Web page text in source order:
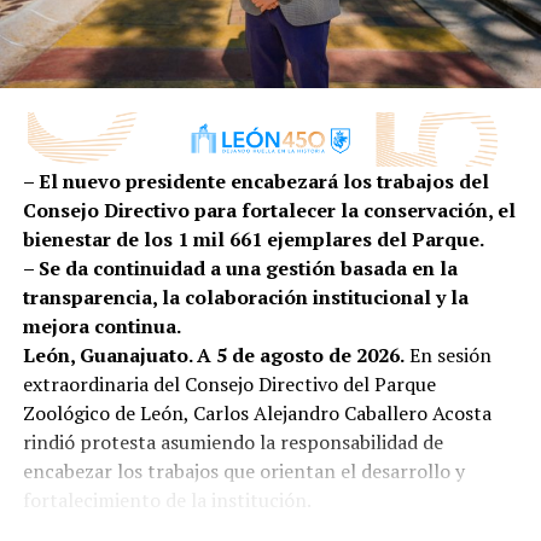
proveeduría cada vez más competitiva, diversificada y
preparada para conquistar nuevos mercados.
municipal, Ale Gutiérrez, ponemos a las personas en
el centro de las decisiones; es por ello que
transformamos la atención de la primera infancia de
una tarea social a una política pública efectiva”,
comentó.
Por su parte, la secretaria ejecutiva de SIPINNA León,
Alina Hernández, subrayó que garantizar entornos
adecuados para la lactancia es una responsabilidad
compartida entre gobierno, iniciativa privada,
instituciones y sociedad.
“La lactancia materna no es una responsabilidad
que deba recaer únicamente en las madres o en las
personas lactantes; es una tarea que requiere el
compromiso de toda la sociedad. Es el primer acto
de amor, de protección y de cuidado que fortalece un
– El nuevo presidente encabezará los trabajos del
Consejo Directivo para fortalecer la conservación, el
bienestar de los 1 mil 661 ejemplares del Parque.
– Se da continuidad a una gestión basada en la
transparencia, la colaboración institucional y la
mejora continua.
León, Guanajuato. A 5 de agosto de 2026.En sesión
extraordinaria del Consejo Directivo del Parque
Zoológico de León, Carlos Alejandro Caballero Acosta
rindió protesta asumiendo la responsabilidad de
encabezar los trabajos que orientan el desarrollo y
fortalecimiento de la institución.